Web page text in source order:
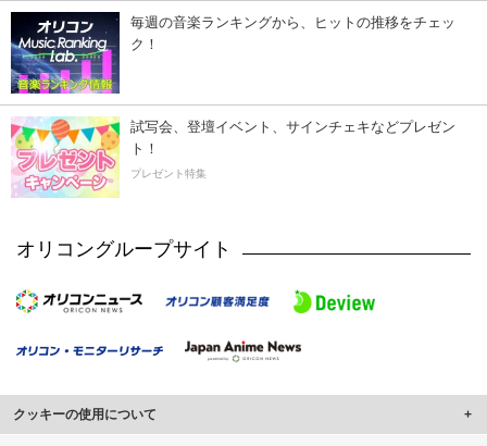
毎週の音楽ランキングから、ヒットの推移をチェッ
ク！
試写会、登壇イベント、サインチェキなどプレゼン
ト！
プレゼント特集
オリコングループサイト
クッキーの使用について